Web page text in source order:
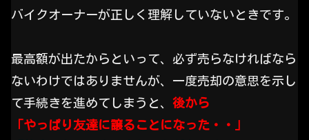
バイクオーナーが正しく理解していないときです。
最高額が出たからといって、必ず売らなければなら
ないわけではありませんが、一度売却の意思を示し
て手続きを進めてしまうと、 後から
「やっぱり友達に譲ることになった・・」